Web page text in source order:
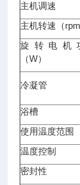
主机调速
主机转速（rpm
旋转电机
（W）
冷凝管
浴槽
使用温度范围
温度控制
密封性